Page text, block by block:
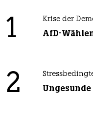
1 Krise der
AfD-
2